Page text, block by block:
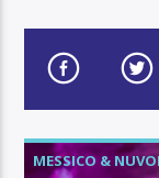
MESSICO &